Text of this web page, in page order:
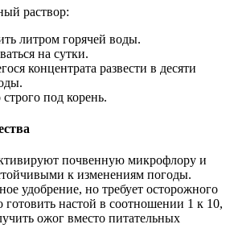
раствор:
литром горячей воды.
на сутки.
концентрата развести в десяти
под корень.
почвенную микрофлору и
к изменениям погоды.
удобрение, но требует осторожного
настой в соотношении 1 к 10,
ожог вместо питательных